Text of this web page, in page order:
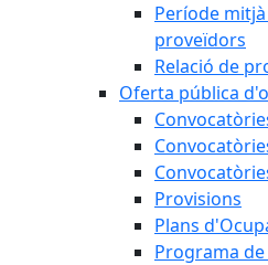
Període
proveïdors
Relació de
Oferta pública
Provisions
Plans
Programa de